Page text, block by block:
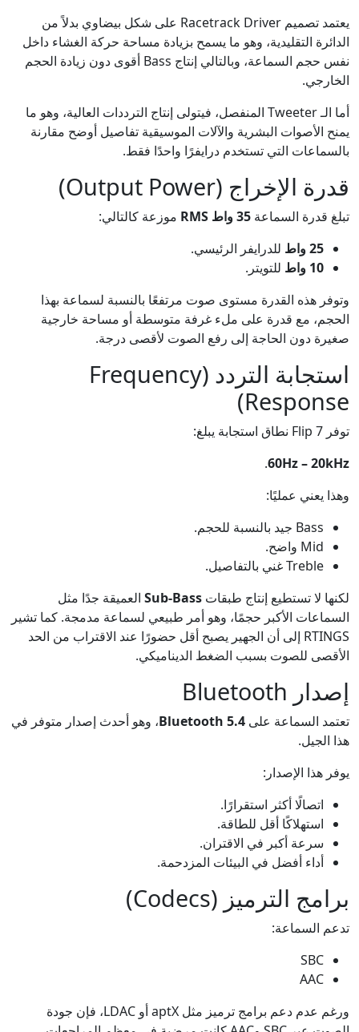
يعتمد تصميم Racetrack Driver على شكل بيضاوي بدلاً من
الدائرة التقليدية، وهو ما يسمح بزيادة مساحة حركة الغشاء داخل
نفس حجم السماعة، وبالتالي إنتاج Bass أقوى دون زيادة الحجم
الخارجي.
أما الـ Tweeter المنفصل، فيتولى إنتاج الترددات العالية، وهو ما
يمنح الأصوات البشرية والآلات الموسيقية تفاصيل أوضح مقارنة
بالسماعات التي تستخدم درايفرًا واحدًا فقط.
قدرة الإخراج (Output Power)
تبلغ قدرة السماعة 35 واط RMS
موزعة كالتالي:
25 واط
للدرايفر الرئيسي.
10 واط
للتويتر.
وتوفر هذه القدرة مستوى صوت مرتفعًا بالنسبة لسماعة بهذا
الحجم، مع قدرة على ملء غرفة متوسطة أو مساحة خارجية
صغيرة دون الحاجة إلى رفع الصوت لأقصى درجة.
استجابة التردد (Frequency
Response)
توفر Flip 7 نطاق استجابة يبلغ:
60Hz – 20kHz
.
وهذا يعني عمليًا:
Bass جيد بالنسبة للحجم.
Mid واضح.
Treble غني بالتفاصيل.
لكنها لا تستطيع إنتاج طبقات Sub-Bass العميقة جدًا مثل
السماعات الأكبر حجمًا، وهو أمر طبيعي لسماعة مدمجة. كما تشير
RTINGS إلى أن الجهير يصبح أقل حضورًا عند الاقتراب من الحد
الأقصى للصوت بسبب الضغط الديناميكي.
إصدار Bluetooth
تعتمد السماعة على Bluetooth 5.4، وهو أحدث إصدار متوفر في
هذا الجيل.
يوفر هذا الإصدار:
اتصالًا أكثر استقرارًا.
استهلاكًا أقل للطاقة.
سرعة أكبر في الاقتران.
أداء أفضل في البيئات المزدحمة.
برامج الترميز (Codecs)
تدعم السماعة:
SBC
AAC
ورغم عدم دعم برامج ترميز مثل aptX أو LDAC، فإن جودة